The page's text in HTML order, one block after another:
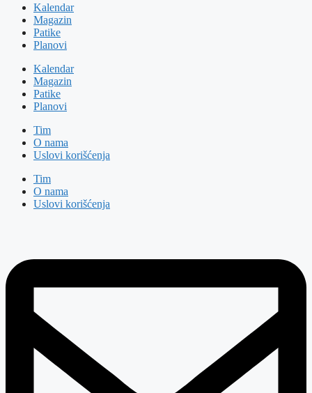
Kalendar
Magazin
Patike
Planovi
Kalendar
Magazin
Patike
Planovi
Tim
O nama
Uslovi korišćenja
Tim
O nama
Uslovi korišćenja